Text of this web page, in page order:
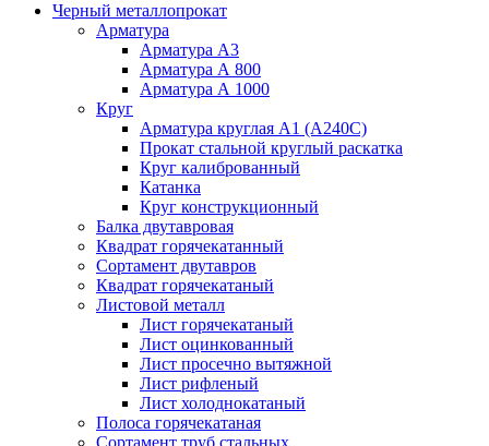
Черный металлопрокат
Арматура
Арматура А3
Арматура А 800
Арматура А 1000
Круг
Арматура круглая А1 (А240C)
Прокат стальной круглый раскатка
Круг калиброванный
Катанка
Круг конструкционный
Балка двутавровая
Квадрат горячекатанный
Сортамент двутавров
Квадрат горячекатаный
Листовой металл
Лист горячекатаный
Лист оцинкованный
Лист просечно вытяжной
Лист рифленый
Лист холоднокатаный
Полоса горячекатаная
Сортамент труб стальных